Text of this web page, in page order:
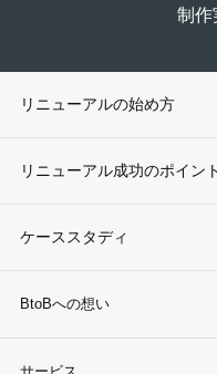
制作
リニューアルの始め方
リニューアル成功のポイント
ケーススタディ
BtoBへの想い